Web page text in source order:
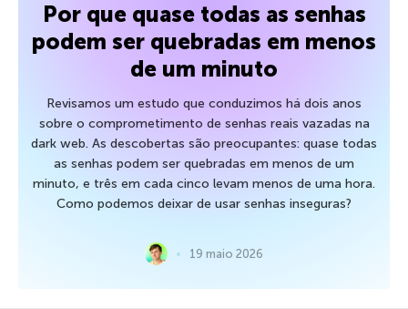
Por que quase todas as senhas
podem ser quebradas em menos
de um minuto
Revisamos um estudo que conduzimos há dois anos
sobre o comprometimento de senhas reais vazadas na
dark web. As descobertas são preocupantes: quase todas
as senhas podem ser quebradas em menos de um
minuto, e três em cada cinco levam menos de uma hora.
Como podemos deixar de usar senhas inseguras?
19 maio 2026